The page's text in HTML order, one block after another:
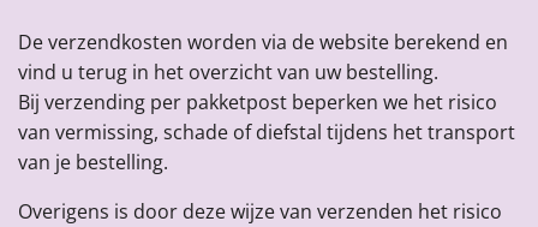
De verzendkosten worden via de website berekend en
vind u terug in het overzicht van uw bestelling.
Bij verzending per pakketpost beperken we het risico
van vermissing, schade of diefstal tijdens het transport
van je bestelling.
Overigens is door deze wijze van verzenden het risico